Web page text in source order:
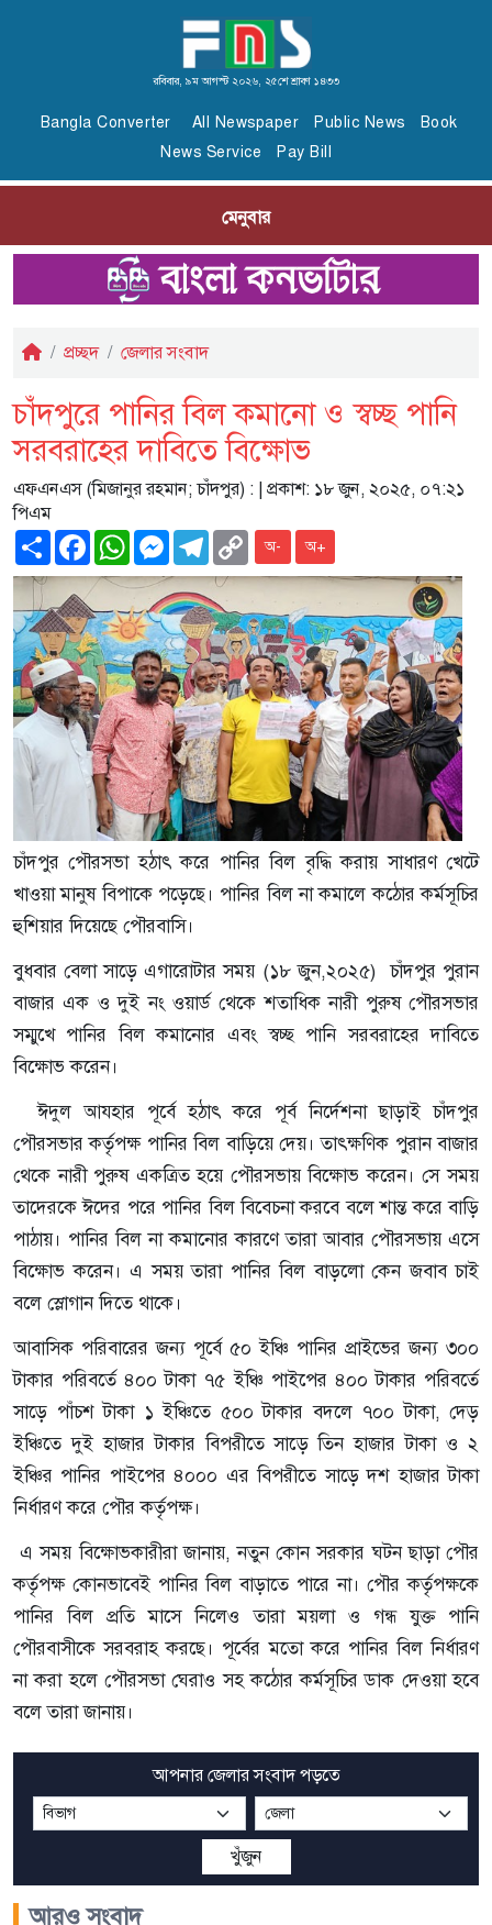
রবিবার, ৯ম আগস্ট ২০২৬, ২৫শে শ্রাবণ ১৪৩৩
Bangla Converter All Newspaper Public News
Book
News Service
Pay Bill
মেনুবার
প্রচ্ছদ জেলার সংবাদ
চাঁদপুরে পানির বিল কমানো ও স্বচ্ছ পানি
সরবরাহের দাবিতে বিক্ষোভ
এফএনএস (মিজানুর রহমান; চাঁদপুর) : | প্রকাশ: ১৮ জুন, ২০২৫, ০৭:২১
পিএম
ShareFacebookWhatsAppMessenger
Telegram
Copy
Link
অ- অ+
চাঁদপুর পৌরসভা হঠাৎ করে পানির বিল বৃদ্ধি করায় সাধারণ খেটে
খাওয়া মানুষ বিপাকে পড়েছে। পানির বিল না কমালে কঠোর কর্মসূচির
হুশিয়ার দিয়েছে পৌরবাসি।
বুধবার বেলা সাড়ে এগারোটার সময় (১৮ জুন,২০২৫) চাঁদপুর পুরান
বাজার এক ও দুই নং ওয়ার্ড থেকে শতাধিক নারী পুরুষ পৌরসভার
সম্মুখে পানির বিল কমানোর এবং স্বচ্ছ পানি সরবরাহের দাবিতে
বিক্ষোভ করেন।
ঈদুল আযহার পূর্বে হঠাৎ করে পূর্ব নির্দেশনা ছাড়াই চাঁদপুর
পৌরসভার কর্তৃপক্ষ পানির বিল বাড়িয়ে দেয়। তাৎক্ষণিক পুরান বাজার
থেকে নারী পুরুষ একত্রিত হয়ে পৌরসভায় বিক্ষোভ করেন। সে সময়
তাদেরকে ঈদের পরে পানির বিল বিবেচনা করবে বলে শান্ত করে বাড়ি
পাঠায়। পানির বিল না কমানোর কারণে তারা আবার পৌরসভায় এসে
বিক্ষোভ করেন। এ সময় তারা পানির বিল বাড়লো কেন জবাব চাই
বলে স্লোগান দিতে থাকে।
আবাসিক পরিবারের জন্য পূর্বে ৫০ ইঞ্চি পানির প্রাইভের জন্য ৩০০
টাকার পরিবর্তে ৪০০ টাকা ৭৫ ইঞ্চি পাইপের ৪০০ টাকার পরিবর্তে
সাড়ে পাঁচশ টাকা ১ ইঞ্চিতে ৫০০ টাকার বদলে ৭০০ টাকা, দেড়
ইঞ্চিতে দুই হাজার টাকার বিপরীতে সাড়ে তিন হাজার টাকা ও ২
ইঞ্চির পানির পাইপের ৪০০০ এর বিপরীতে সাড়ে দশ হাজার টাকা
নির্ধারণ করে পৌর কর্তৃপক্ষ।
এ সময় বিক্ষোভকারীরা জানায়, নতুন কোন সরকার ঘটন ছাড়া পৌর
কর্তৃপক্ষ কোনভাবেই পানির বিল বাড়াতে পারে না। পৌর কর্তৃপক্ষকে
পানির বিল প্রতি মাসে নিলেও তারা ময়লা ও গন্ধ যুক্ত পানি
পৌরবাসীকে সরবরাহ করছে। পূর্বের মতো করে পানির বিল নির্ধারণ
না করা হলে পৌরসভা ঘেরাও সহ কঠোর কর্মসূচির ডাক দেওয়া হবে
বলে তারা জানায়।
আপনার জেলার সংবাদ পড়তে
খুঁজুন
আরও সংবাদ